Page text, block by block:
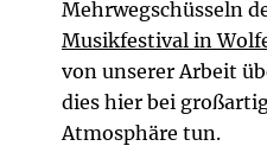
Mehrwegschüsseln
Musikfestival in
von unserer Arbeit
dies hier bei
Atmosphäre tun.